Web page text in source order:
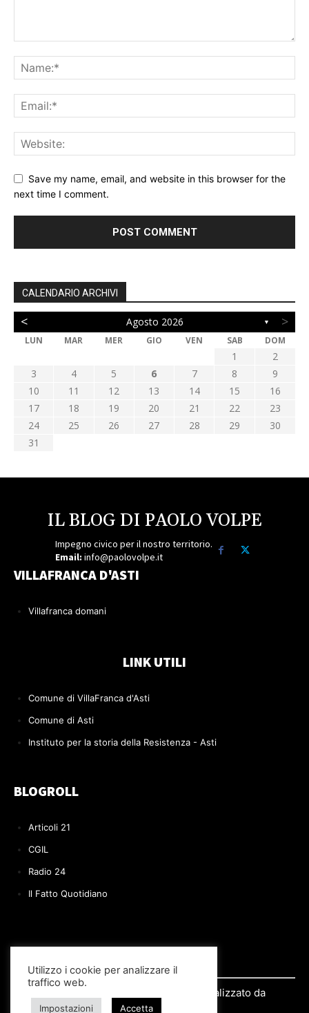
Save my name, email, and website in this browser for the
next time I comment.
CALENDARIO ARCHIVI
< Agosto 2026 ▼ >
LUN MAR MER GIO VEN SAB DOM
1
2
3
4 5 6 7 8
9
10
11 12 13 14 15
16
17
18 19 20 21 22
23
24
25 26 27 28 29
30
31
IL BLOG DI PAOLO VOLPE
Impegno civico per il nostro territorio.
Email: info@paolovolpe.it
VILLAFRANCA D'ASTI
Villafranca domani
LINK UTILI
Comune di VillaFranca d'Asti
Comune di Asti
Instituto per la storia della Resistenza - Asti
BLOGROLL
Articoli 21
CGIL
Radio 24
Il Fatto Quotidiano
© 2022 Il BLOG di Paolo Volpe | Realizzato da
Utilizzo i cookie per analizzare il
traffico web.
Impostazioni Accetta